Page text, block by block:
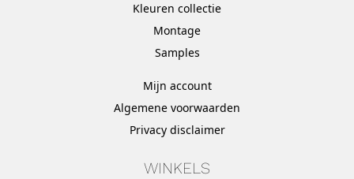
Kleuren collectie
Montage
Samples
Mijn account
Algemene voorwaarden
Privacy disclaimer
WINKELS